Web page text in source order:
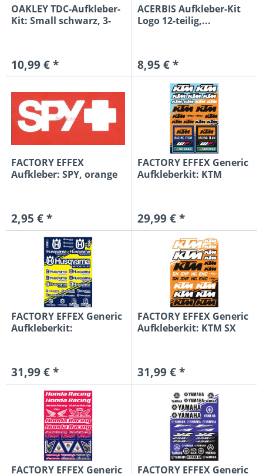
OAKLEY TDC-Aufkleber-
Kit: Small schwarz, 3-
10,99 € *
ACERBIS Aufkleber-Kit
Logo 12-teilig,...
8,95 € *
FACTORY EFFEX
Aufkleber: SPY, orange
2,95 € *
FACTORY EFFEX Generic
Aufkleberkit: KTM
29,99 € *
FACTORY EFFEX Generic
Aufkleberkit:
31,99 € *
FACTORY EFFEX Generic
Aufkleberkit: KTM SX
31,99 € *
FACTORY EFFEX Generic FACTORY EFFEX Generic